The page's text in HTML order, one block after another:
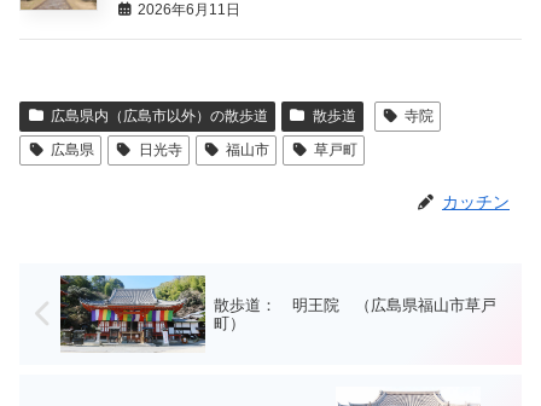
2026年6月11日
広島県内（広島市以外）の散歩道 散歩道
寺院
広島県
日光寺 福山市 草戸町
カッチン
散歩道： 明王院 （広島県福山市草戸
町）